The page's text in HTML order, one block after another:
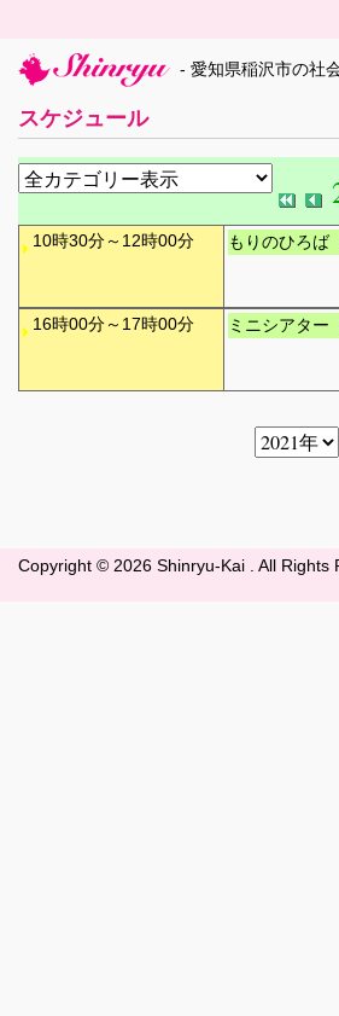
- 愛知県稲沢市の社
スケジュール
10時30分～12時00分 もりのひろば
16時00分～17時00分 ミニシアター
Copyright © 2026 Shinryu-Kai . All Rights